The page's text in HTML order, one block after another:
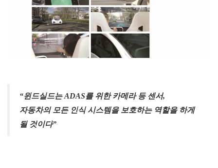
“윈드실드는 ADAS를 위한 카메라 등 센서,
자동차의 모든 인식 시스템을 보호하는 역할을 하게
될 것이다”